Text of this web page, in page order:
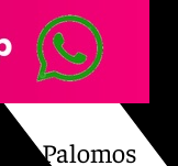
de Palomos